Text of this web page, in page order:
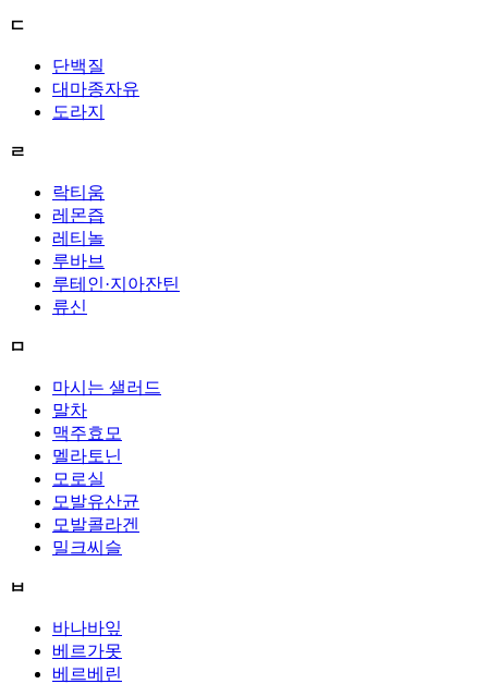
ㄷ
단백질
대마종자유
도라지
ㄹ
락티움
레몬즙
레티놀
루바브
루테인·지아잔틴
류신
ㅁ
마시는 샐러드
말차
맥주효모
멜라토닌
모로실
모발유산균
모발콜라겐
밀크씨슬
ㅂ
바나바잎
베르가못
베르베린